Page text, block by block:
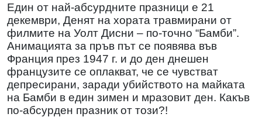
Един от най-абсурдните празници е 21
декември, Денят на хората травмирани от
филмите на Уолт Дисни – по-точно “Бамби”.
Анимацията за пръв път се появява във
Франция през 1947 г. и до ден днешен
французите се оплакват, че се чувстват
депресирани, заради убийството на майката
на Бамби в един зимен и мразовит ден. Какъв
по-абсурден празник от този?!